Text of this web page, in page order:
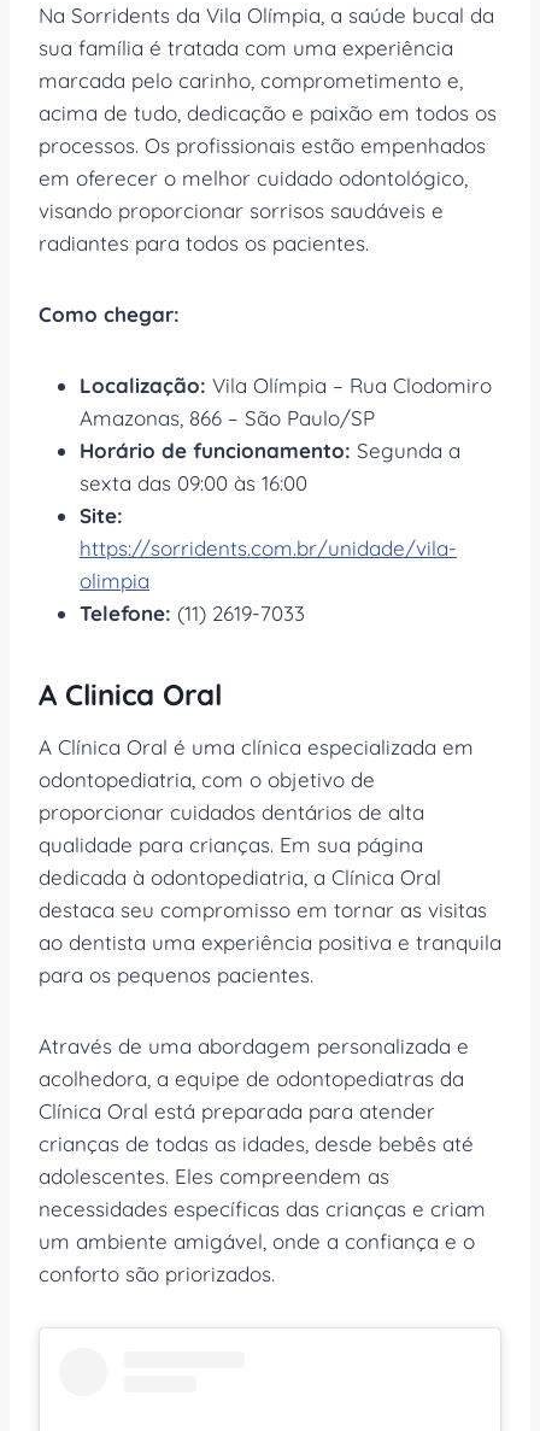
Na Sorridents da Vila Olímpia, a saúde bucal da
sua família é tratada com uma experiência
marcada pelo carinho, comprometimento e,
acima de tudo, dedicação e paixão em todos os
processos. Os profissionais estão empenhados
em oferecer o melhor cuidado odontológico,
visando proporcionar sorrisos saudáveis e
radiantes para todos os pacientes.
Como chegar:
Localização: Vila Olímpia – Rua Clodomiro
Amazonas, 866 – São Paulo/SP
Horário de funcionamento: Segunda a
sexta das 09:00 às 16:00
Site:
https://sorridents.com.br/unidade/vila-
olimpia
Telefone: (11) 2619-7033
A Clinica Oral
A Clínica Oral é uma clínica especializada em
odontopediatria, com o objetivo de
proporcionar cuidados dentários de alta
qualidade para crianças. Em sua página
dedicada à odontopediatria, a Clínica Oral
destaca seu compromisso em tornar as visitas
ao dentista uma experiência positiva e tranquila
para os pequenos pacientes.
Através de uma abordagem personalizada e
acolhedora, a equipe de odontopediatras da
Clínica Oral está preparada para atender
crianças de todas as idades, desde bebês até
adolescentes. Eles compreendem as
necessidades específicas das crianças e criam
um ambiente amigável, onde a confiança e o
conforto são priorizados.